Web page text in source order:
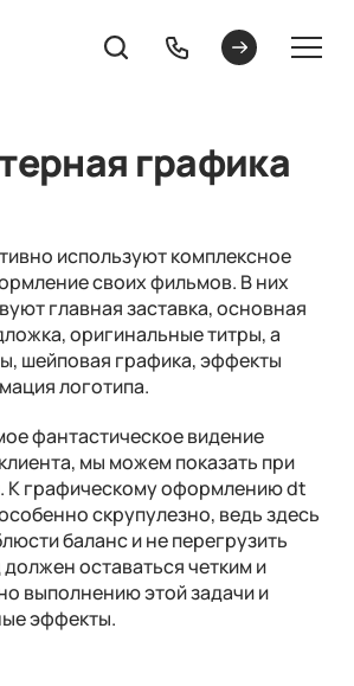
графика
используют комплексное
своих фильмов. В них
главная заставка, основная
оригинальные титры, а
шейповая графика, эффекты
логотипа.
фантастическое видение
мы можем показать при
К графическому оформлению dt
скрупулезно, ведь здесь
баланс и не перегрузить
оставаться четким и
выполнению этой задачи и
эффекты.